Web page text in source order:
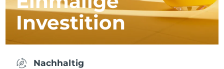
Investition
Nachhaltig